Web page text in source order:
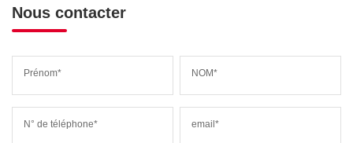
Nous contacter
Prénom* NOM*
N° de téléphone* email*